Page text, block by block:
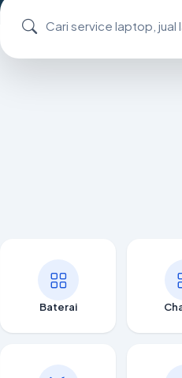
Cari service laptop, produk,
Baterai